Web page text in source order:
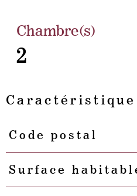
Chambre(s)
2
Caractéristiques Valeurs
Code postal
Surface